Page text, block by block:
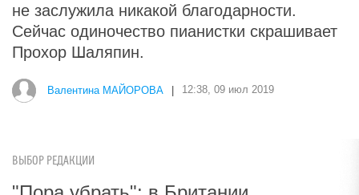
не заслужила никакой благодарности.
Сейчас одиночество пианистки скрашивает
Прохор Шаляпин.
Валентина МАЙОРОВА | 12:38, 09 июл 2019
ВЫБОР РЕДАКЦИИ